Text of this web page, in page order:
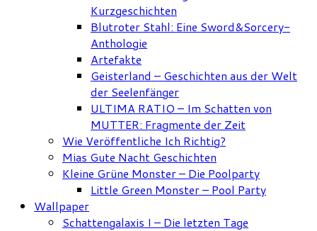
Kurzgeschichten
Blutroter Stahl: Eine Sword&Sorcery-
Anthologie
Artefakte
Geisterland – Geschichten aus der Welt
der Seelenfänger
ULTIMA RATIO – Im Schatten von
MUTTER: Fragmente der Zeit
Wie Veröffentliche Ich Richtig?
Mias Gute Nacht Geschichten
Kleine Grüne Monster – Die Poolparty
Little Green Monster – Pool Party
Wallpaper
Schattengalaxis I – Die letzten Tage